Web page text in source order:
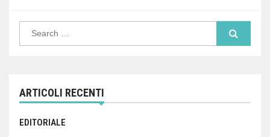
ARTICOLI RECENTI
EDITORIALE